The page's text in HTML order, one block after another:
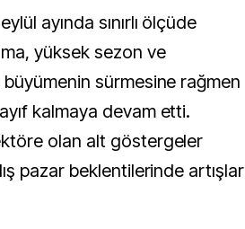
ayında sınırlı ölçüde
yüksek sezon ve
büyümenin sürmesine rağmen
kalmaya devam etti.
olan alt göstergeler
pazar beklentilerinde artışlar